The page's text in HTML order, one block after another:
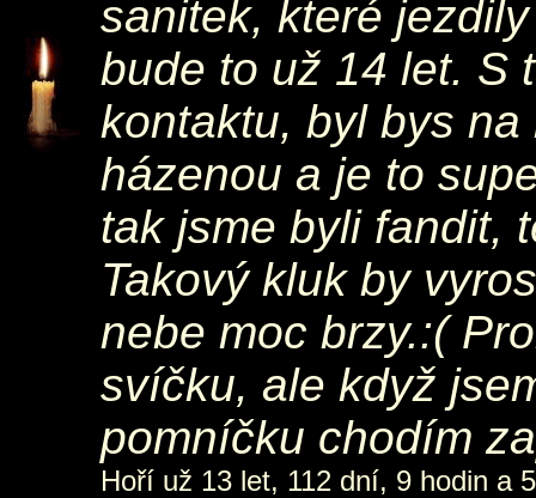
sanitek, které
bude to už 14 let. S
kontaktu, byl bys
házenou a je to
tak jsme byli fandit,
Takový kluk by
nebe moc brzy.:(
svíčku, ale když
pomníčku chodím
Hoří už 13 let, 112 dní, 9 hodin a